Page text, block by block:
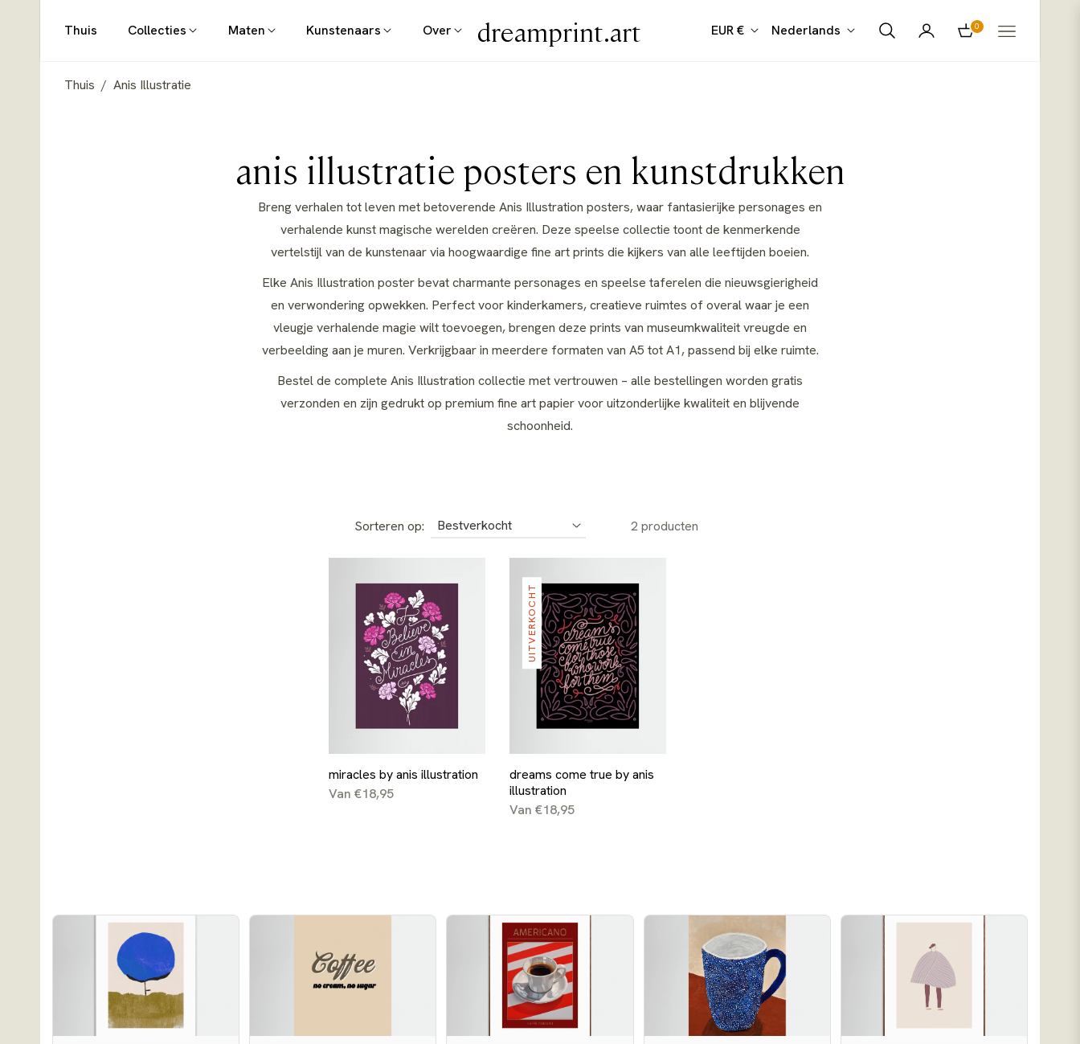
dreamprint.art
Thuis Collecties Maten Kunstenaars Over EUR € Nederlands 0
Winkelwagen
Thuis / Anis Illustratie
Collectie:
anis illustratie posters en kunstdrukken
Breng verhalen tot leven met betoverende Anis Illustration posters, waar fantasierijke personages en
verhalende kunst magische werelden creëren. Deze speelse collectie toont de kenmerkende
vertelstijl van de kunstenaar via hoogwaardige fine art prints die kijkers van alle leeftijden boeien.
Elke Anis Illustration poster bevat charmante personages en speelse taferelen die nieuwsgierigheid
en verwondering opwekken. Perfect voor kinderkamers, creatieve ruimtes of overal waar je een
vleugje verhalende magie wilt toevoegen, brengen deze prints van museumkwaliteit vreugde en
verbeelding aan je muren. Verkrijgbaar in meerdere formaten van A5 tot A1, passend bij elke ruimte.
Bestel de complete Anis Illustration collectie met vertrouwen – alle bestellingen worden gratis
verzonden en zijn gedrukt op premium fine art papier voor uitzonderlijke kwaliteit en blijvende
schoonheid.
Sorteren op: 2 producten
miracles by anis illustration
Van €18,95
UITVERKOCHT
dreams come true by anis
illustration
Van €18,95